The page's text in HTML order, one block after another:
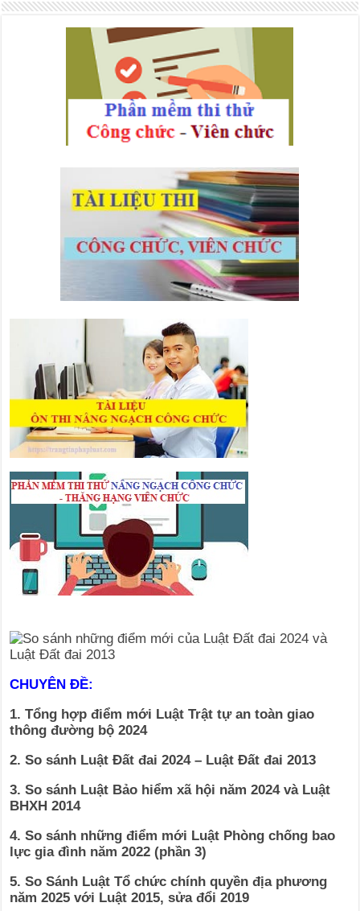
CHUYÊN ĐỀ:
1. Tổng hợp điểm mới Luật Trật tự an toàn giao
thông đường bộ 2024
2. So sánh Luật Đất đai 2024 – Luật Đất đai 2013
3. So sánh Luật Bảo hiểm xã hội năm 2024 và Luật
BHXH 2014
4. So sánh những điểm mới Luật Phòng chống bao
lực gia đình năm 2022 (phần 3)
5. So Sánh Luật Tổ chức chính quyền địa phương
năm 2025 với Luật 2015, sửa đổi 2019